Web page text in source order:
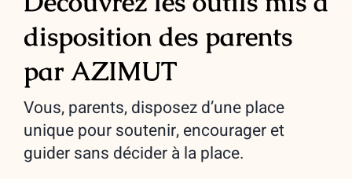
disposition des parents
par AZIMUT
Vous, parents, disposez d’une place
unique pour soutenir, encourager et
guider sans décider à la place.